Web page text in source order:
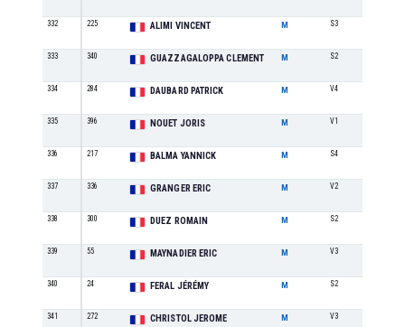
332 225 ALIMI VINCENT M S3
333 340 GUAZZAGALOPPA CLEMENT M S2
334 284 DAUBARD PATRICK M V4
335 396 NOUET JORIS M V1
336 217 BALMA YANNICK M S4
337 336 GRANGER ERIC M V2
338 300 DUEZ ROMAIN M S2
339 55 MAYNADIER ERIC M V3
340 24 FERAL JÉRÉMY M S2
341 272 CHRISTOL JEROME M V3